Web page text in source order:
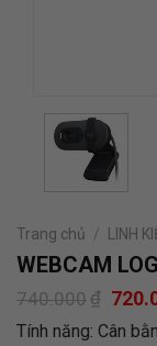
Trang chủ / LINH
WEBCAM
740.000₫ Giá
là:
Tính năng: Cân